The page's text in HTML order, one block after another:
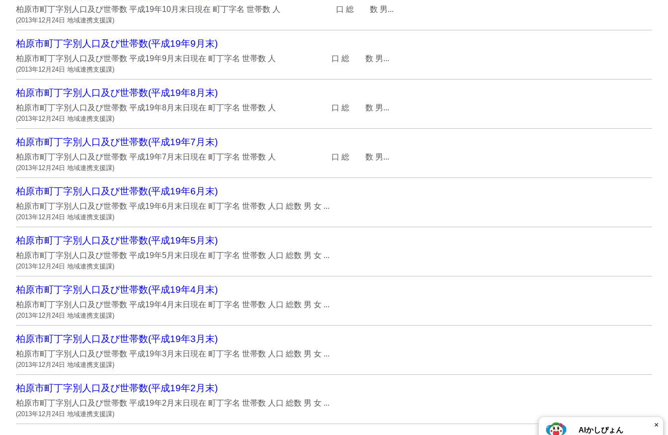
柏原市町丁字別人口及び世帯数 平成19年10月末日現在 町丁字名 世帯数 人 口 総 数 男...
(2013年12月24日 地域連携支援課)
柏原市町丁字別人口及び世帯数(平成19年9月末)
柏原市町丁字別人口及び世帯数 平成19年9月末日現在 町丁字名 世帯数 人 口 総 数 男...
(2013年12月24日 地域連携支援課)
柏原市町丁字別人口及び世帯数(平成19年8月末)
柏原市町丁字別人口及び世帯数 平成19年8月末日現在 町丁字名 世帯数 人 口 総 数 男...
(2013年12月24日 地域連携支援課)
柏原市町丁字別人口及び世帯数(平成19年7月末)
柏原市町丁字別人口及び世帯数 平成19年7月末日現在 町丁字名 世帯数 人 口 総 数 男...
(2013年12月24日 地域連携支援課)
柏原市町丁字別人口及び世帯数(平成19年6月末)
柏原市町丁字別人口及び世帯数 平成19年6月末日現在 町丁字名 世帯数 人口 総数 男 女 ...
(2013年12月24日 地域連携支援課)
柏原市町丁字別人口及び世帯数(平成19年5月末)
柏原市町丁字別人口及び世帯数 平成19年5月末日現在 町丁字名 世帯数 人口 総数 男 女 ...
(2013年12月24日 地域連携支援課)
柏原市町丁字別人口及び世帯数(平成19年4月末)
柏原市町丁字別人口及び世帯数 平成19年4月末日現在 町丁字名 世帯数 人口 総数 男 女 ...
(2013年12月24日 地域連携支援課)
柏原市町丁字別人口及び世帯数(平成19年3月末)
柏原市町丁字別人口及び世帯数 平成19年3月末日現在 町丁字名 世帯数 人口 総数 男 女 ...
(2013年12月24日 地域連携支援課)
柏原市町丁字別人口及び世帯数(平成19年2月末)
柏原市町丁字別人口及び世帯数 平成19年2月末日現在 町丁字名 世帯数 人口 総数 男 女 ...
(2013年12月24日 地域連携支援課)
AIかしぴょん
×